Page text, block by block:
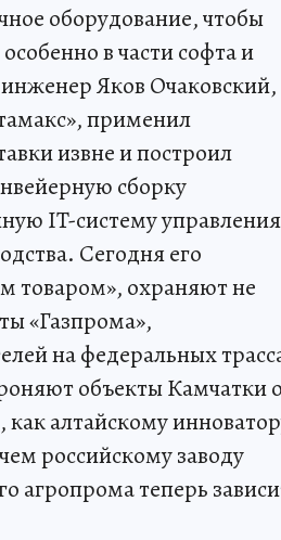
оборудование, чтобы
в части софта и
Яков Очаковский,
применил
извне и построил
сборку
IT-систему управления
Сегодня его
товаром», охраняют не
«Газпрома»,
на федеральных
объекты Камчатки
алтайскому
российскому заводу
агропрома теперь